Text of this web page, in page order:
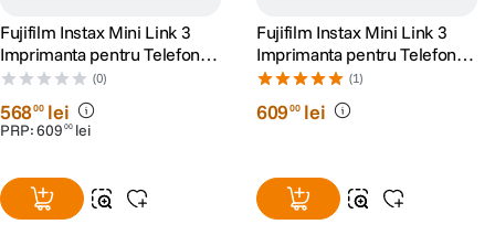
Fujifilm Instax Mini Link 3
Imprimanta pentru Telefon
Roz
(0)
56800 lei
PRP:609 00 lei
Fujifilm Instax Mini Link 3
Imprimanta pentru Telefon
Alb
(1)
60900 lei